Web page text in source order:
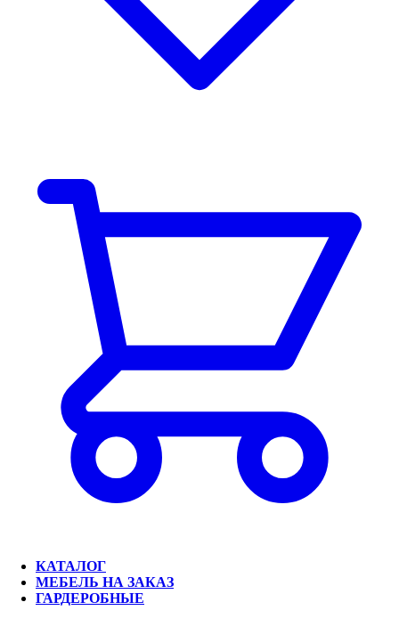
КАТАЛОГ
МЕБЕЛЬ НА ЗАКАЗ
ГАРДЕРОБНЫЕ